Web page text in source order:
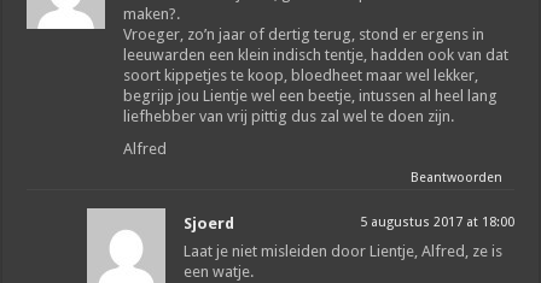
maken?.
Vroeger, zo’n jaar of dertig terug, stond er ergens in
leeuwarden een klein indisch tentje, hadden ook van dat
soort kippetjes te koop, bloedheet maar wel lekker,
begrijp jou Lientje wel een beetje, intussen al heel lang
liefhebber van vrij pittig dus zal wel te doen zijn.
Alfred
Beantwoorden
Sjoerd 5 augustus 2017 at 18:00
Laat je niet misleiden door Lientje, Alfred, ze is
een watje.